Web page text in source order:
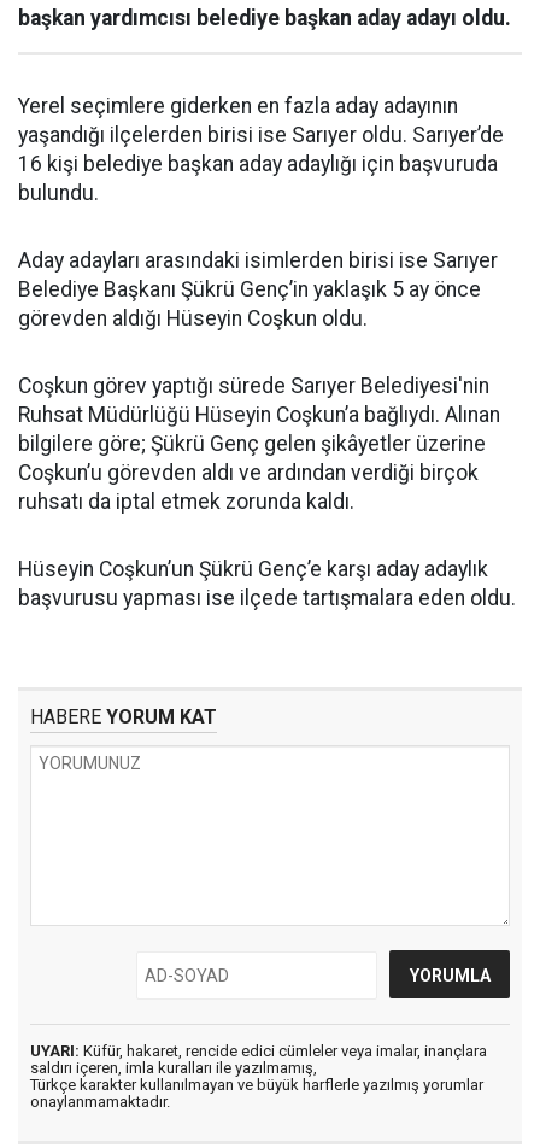
başkan yardımcısı belediye başkan aday adayı oldu.
Yerel seçimlere giderken en fazla aday adayının
yaşandığı ilçelerden birisi ise Sarıyer oldu. Sarıyer’de
16 kişi belediye başkan aday adaylığı için başvuruda
bulundu.
Aday adayları arasındaki isimlerden birisi ise Sarıyer
Belediye Başkanı Şükrü Genç’in yaklaşık 5 ay önce
görevden aldığı Hüseyin Coşkun oldu.
Coşkun görev yaptığı sürede Sarıyer Belediyesi'nin
Ruhsat Müdürlüğü Hüseyin Coşkun’a bağlıydı. Alınan
bilgilere göre; Şükrü Genç gelen şikâyetler üzerine
Coşkun’u görevden aldı ve ardından verdiği birçok
ruhsatı da iptal etmek zorunda kaldı.
Hüseyin Coşkun’un Şükrü Genç’e karşı aday adaylık
başvurusu yapması ise ilçede tartışmalara eden oldu.
HABERE YORUM KAT
UYARI: Küfür, hakaret, rencide edici cümleler veya imalar, inançlara
saldırı içeren, imla kuralları ile yazılmamış,
Türkçe karakter kullanılmayan ve büyük harflerle yazılmış yorumlar
onaylanmamaktadır.